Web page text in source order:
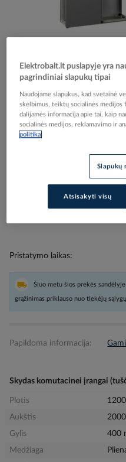
the
beginning
the
images
Skydas
IP55 VX 8204.000 -
Elektrobalt prekės kodas
Pristatymo laikas
Šiuo metu šios prekės
grąžinimas priklauso nuo tiekėjų sąlygų.
Papildoma informacija:
Skydas komutacinei įrangai
Plotis
Aukštis
Gylis
400
Medžiaga
Elektrobalt.lt puslapyje yra
pagrindiniai slapukų tipai
Naudojame slapukus, kad svetainė
skelbimus, teiktų socialinės medijos
dalijamės informacija apie tai, kaip
socialinės medijos, reklamavimo ir
politika
Slapukų
Atsisakyti visų